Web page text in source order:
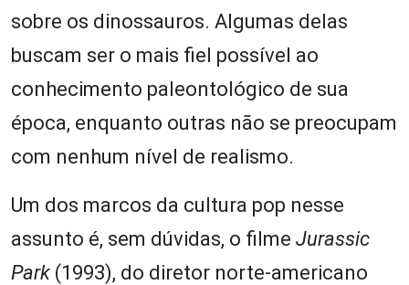
sobre os dinossauros. Algumas delas
buscam ser o mais fiel possível ao
conhecimento paleontológico de sua
época, enquanto outras não se preocupam
com nenhum nível de realismo.
Um dos marcos da cultura pop nesse
assunto é, sem dúvidas, o filme Jurassic
Park (1993), do diretor norte-americano